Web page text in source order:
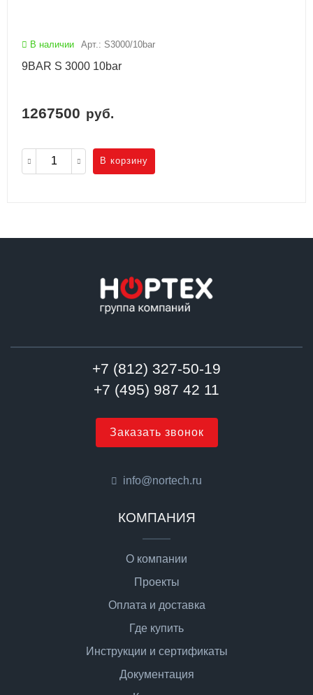
В наличии Арт.: S3000/10bar
9BAR S 3000 10bar
1267500 руб.
В корзину
+7 (812) 327-50-19
+7 (495) 987 42 11
Заказать звонок
info@nortech.ru
КОМПАНИЯ
О компании
Проекты
Оплата и доставка
Где купить
Инструкции и сертификаты
Документация